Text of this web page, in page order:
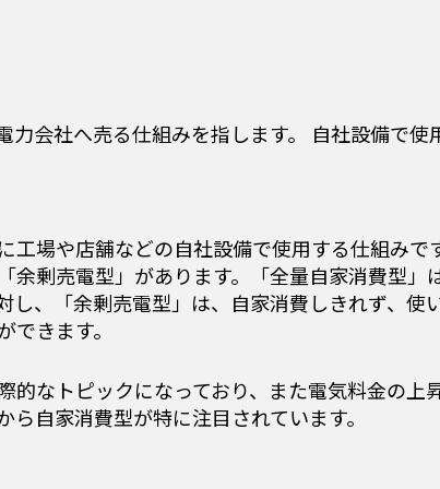
力会社へ売る仕組みを指します。 自社設備で使
場や店舗などの自社設備で使用する仕組みです
余剰売電型」があります。「全量自家消費型」
し、「余剰売電型」は、自家消費しきれず、使
きます。
的なトピックになっており、また電気料金の上
自家消費型が特に注目されています。